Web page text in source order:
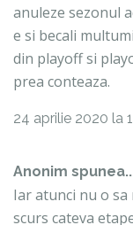
anuleze sezonul
e si becali
din playoff si
prea conteaza.
24 aprilie 2020 la
Anonim
Iar atunci nu o sa
scurs cateva